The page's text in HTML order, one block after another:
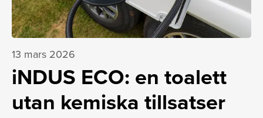
13 mars 2026
iNDUS ECO: en toalett
utan kemiska tillsatser